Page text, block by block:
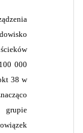
000
38 w
grupie